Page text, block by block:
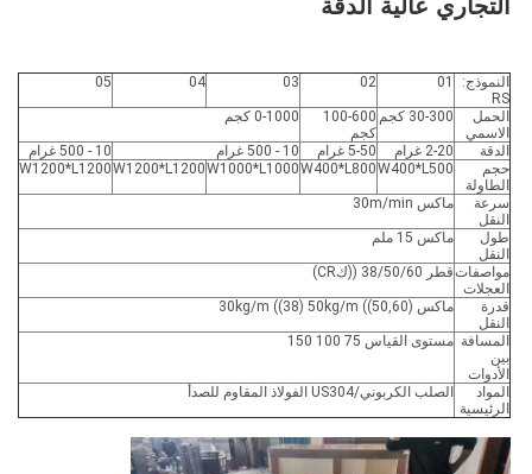
التجاري عالية الدقة
النموذج:
RS
01
02
03
04
05
الحمل
الاسمي
30-300 كجم
100-600
كجم
0-1000 كجم
الدقة 2-20 غرام 5-50 غرام 10 - 500 غرام
10 - 500 غرام
حجم
الطاولة
W400*L500
W400*L800
W1000*L1000
W1200*L1200
W1200*L1200
سرعة
النقل
ماكس 30m/min
طول
النقل
ماكس 15 ملم
مواصفات
العجلات
قطر 38/50/60 ((كCR)
قدرة
النقل
ماكس 30kg/m ((38) 50kg/m ((50,60)
المسافة
بين
الأدوات
مستوى القياس 75 100 150
المواد
الرئيسية
الصلب الكربوني/US304 الفولاذ المقاوم للصدأ